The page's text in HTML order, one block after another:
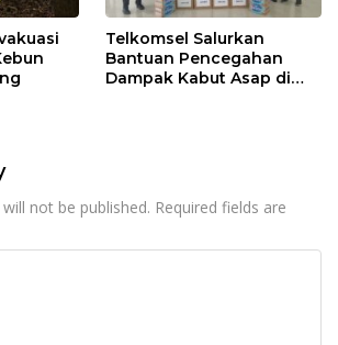
Telkomsel Salurkan
Bantuan Pencegahan
Dampak Kabut Asap di
not be published. Required fields are